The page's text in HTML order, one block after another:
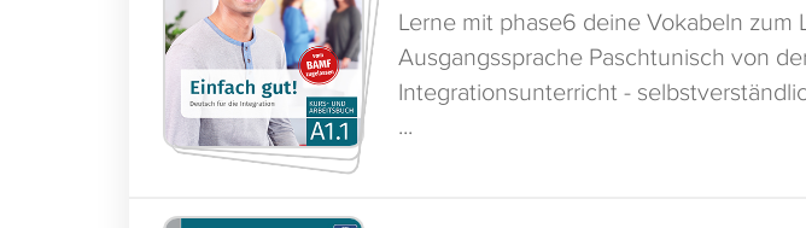
Lerne mit phase6 deine Vokabeln zum
Ausgangssprache Paschtunisch von
Integrationsunterricht -
...